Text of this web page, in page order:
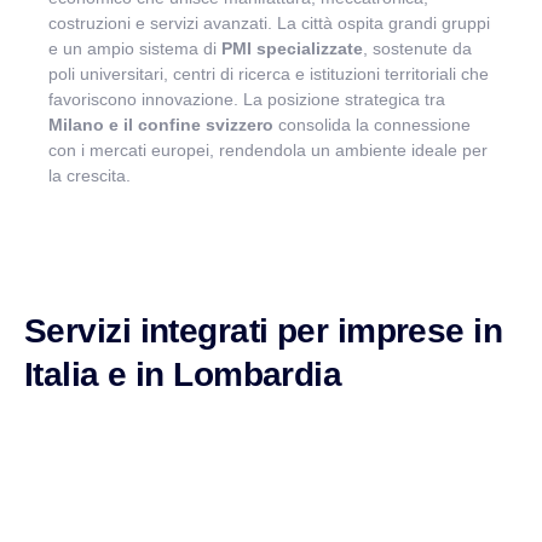
costruzioni e servizi avanzati. La città ospita grandi gruppi
e un ampio sistema di PMI specializzate , sostenute da
poli universitari, centri di ricerca e istituzioni territoriali che
favoriscono innovazione. La posizione strategica tra
Milano e il confine svizzero consolida la connessione
con i mercati europei, rendendola un ambiente ideale per
la crescita.
Servizi integrati per imprese in
Italia e in Lombardia